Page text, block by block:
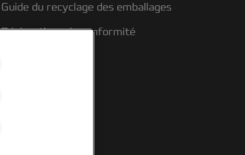
Guide du recyclage des emballages
Déclarations de conformité